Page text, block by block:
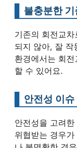
불충분한 기
기존의 회전교
되지 않아, 잘 작
환경에서는 회
할 수 있어요.
안전성 이슈
안전성을 고려
위협받는 경우